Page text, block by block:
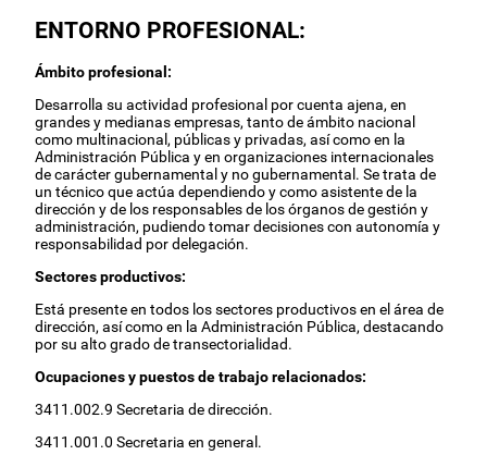
ENTORNO PROFESIONAL:
Ámbito profesional:
Desarrolla su actividad profesional por cuenta ajena, en
grandes y medianas empresas, tanto de ámbito nacional
como multinacional, públicas y privadas, así como en la
Administración Pública y en organizaciones internacionales
de carácter gubernamental y no gubernamental. Se trata de
un técnico que actúa dependiendo y como asistente de la
dirección y de los responsables de los órganos de gestión y
administración, pudiendo tomar decisiones con autonomía y
responsabilidad por delegación.
Sectores productivos:
Está presente en todos los sectores productivos en el área de
dirección, así como en la Administración Pública, destacando
por su alto grado de transectorialidad.
Ocupaciones y puestos de trabajo relacionados:
3411.002.9 Secretaria de dirección.
3411.001.0 Secretaria en general.